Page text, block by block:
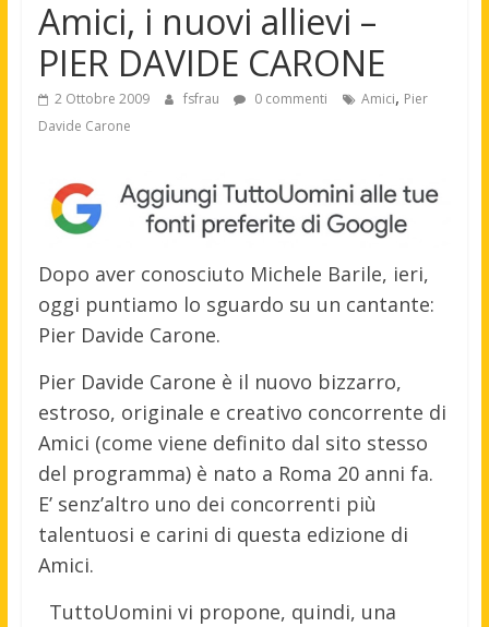
Amici, i nuovi allievi –
PIER DAVIDE CARONE
2 Ottobre 2009 fsfrau 0 commenti Amici, Pier
Davide Carone
Dopo aver conosciuto Michele Barile, ieri,
oggi puntiamo lo sguardo su un cantante:
Pier Davide Carone.
Pier Davide Carone è il nuovo bizzarro,
estroso, originale e creativo concorrente di
Amici (come viene definito dal sito stesso
del programma) è nato a Roma 20 anni fa.
E’ senz’altro uno dei concorrenti più
talentuosi e carini di questa edizione di
Amici.
TuttoUomini vi propone, quindi, una